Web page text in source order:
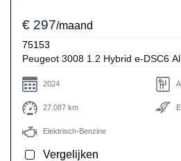
€ 297/maand
75153
Peugeot 3008 1.2 Hybrid e-
2024
27.087 km
Elektrisch-Benzine
Vergelijken